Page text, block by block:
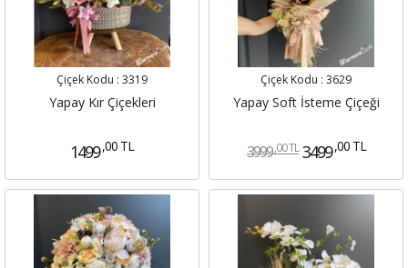
Çiçek Kodu : 3319
Yapay Kır Çiçekleri
1499 ,00 TL
Çiçek Kodu : 3629
Yapay Soft İsteme Çiçeği
3999 ,00 TL 3499 ,00 TL